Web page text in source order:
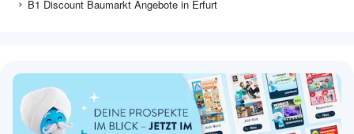
B1 Discount Baumarkt Angebote in Erfurt